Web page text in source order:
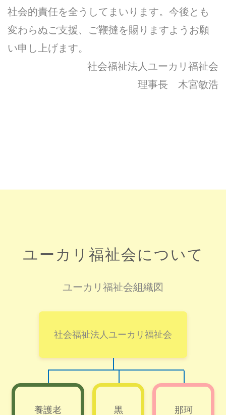
社会的責任を全うしてまいります。今後とも
変わらぬご支援、ご鞭撻を賜りますようお願
い申し上げます。
社会福祉法人ユーカリ福祉会
理事長 木宮敏浩
ユーカリ福祉会について
ユーカリ福祉会組織図
社会福祉法人ユーカリ福祉会
養護老 黒 那珂